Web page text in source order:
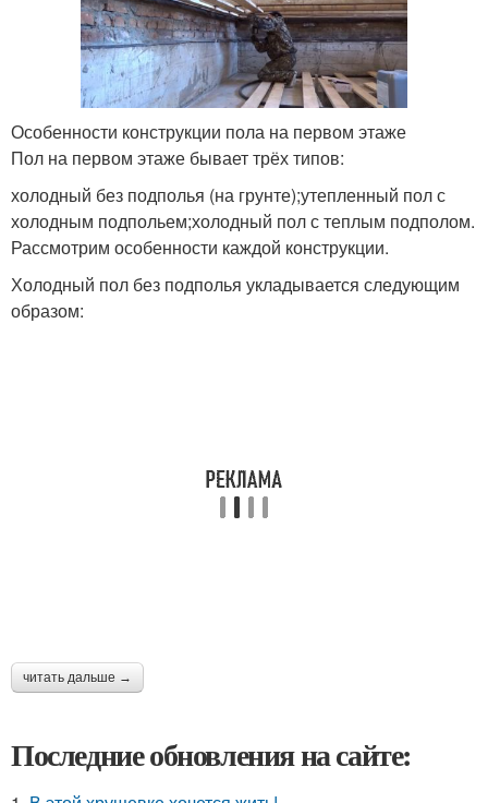
Особенности конструкции пола на первом этаже
Пол на первом этаже бывает трёх типов:
холодный без подполья (на грунте);утепленный пол с
холодным подпольем;холодный пол с теплым подполом.
Рассмотрим особенности каждой конструкции.
Холодный пол без подполья укладывается следующим
образом:
читать дальше →
Последние обновления на сайте: